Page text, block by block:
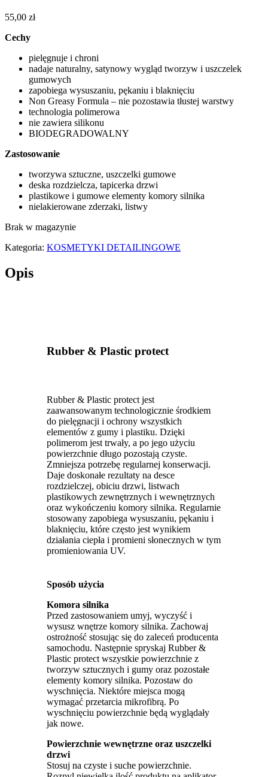
55,00 zł
Cechy
pielęgnuje i chroni
nadaje naturalny, satynowy wygląd tworzyw i uszczelek
gumowych
zapobiega wysuszaniu, pękaniu i blaknięciu
Non Greasy Formula – nie pozostawia tłustej warstwy
technologia polimerowa
nie zawiera silikonu
BIODEGRADOWALNY
Zastosowanie
tworzywa sztuczne, uszczelki gumowe
deska rozdzielcza, tapicerka drzwi
plastikowe i gumowe elementy komory silnika
nielakierowane zderzaki, listwy
Brak w magazynie
Kategoria: KOSMETYKI DETAILINGOWE
Opis
Rubber & Plastic protect
Rubber & Plastic protect jest
zaawansowanym technologicznie środkiem
do pielęgnacji i ochrony wszystkich
elementów z gumy i plastiku. Dzięki
polimerom jest trwały, a po jego użyciu
powierzchnie długo pozostają czyste.
Zmniejsza potrzebę regularnej konserwacji.
Daje doskonałe rezultaty na desce
rozdzielczej, obiciu drzwi, listwach
plastikowych zewnętrznych i wewnętrznych
oraz wykończeniu komory silnika. Regularnie
stosowany zapobiega wysuszaniu, pękaniu i
blaknięciu, które często jest wynikiem
działania ciepła i promieni słonecznych w tym
promieniowania UV.
Sposób użycia
Komora silnika
Przed zastosowaniem umyj, wyczyść i
wysusz wnętrze komory silnika. Zachowaj
ostrożność stosując się do zaleceń producenta
samochodu. Następnie spryskaj Rubber &
Plastic protect wszystkie powierzchnie z
tworzyw sztucznych i gumy oraz pozostałe
elementy komory silnika. Pozostaw do
wyschnięcia. Niektóre miejsca mogą
wymagać przetarcia mikrofibrą. Po
wyschnięciu powierzchnie będą wyglądały
jak nowe.
Powierzchnie wewnętrzne oraz uszczelki
drzwi
Stosuj na czyste i suche powierzchnie.